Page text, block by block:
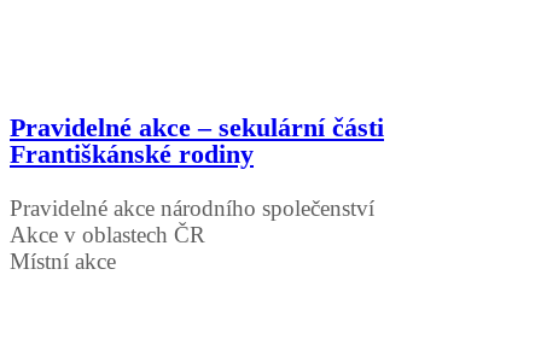
Pravidelné akce – sekulární části
Františkánské rodiny
Pravidelné akce národního společenství
Akce v oblastech ČR
Místní akce